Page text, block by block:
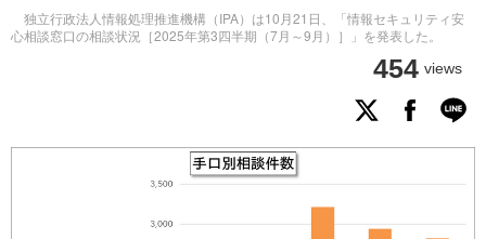
独立行政法人情報処理推進機構（IPA）は10月21日、「情報セキュリティ安
心相談窓口の相談状況［2025年第3四半期（7月～9月）］」を発表した。
454 views